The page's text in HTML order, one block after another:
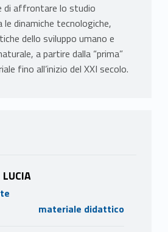
di affrontare lo studio
le dinamiche tecnologiche,
dello sviluppo umano e
a partire dalla “prima”
fino all’inizio del XXI secolo.
LUCIA
materiale didattico